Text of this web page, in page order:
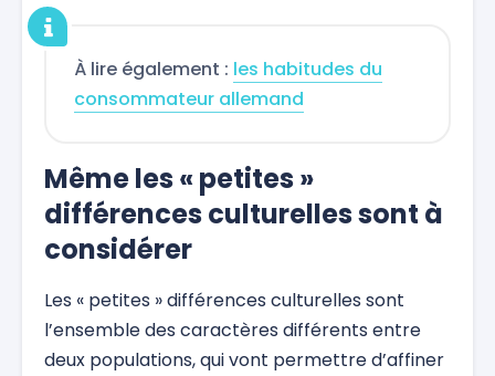
À lire également : les habitudes du
consommateur allemand
Même les « petites »
différences culturelles sont à
considérer
Les « petites » différences culturelles sont
l’ensemble des caractères différents entre
deux populations, qui vont permettre d’affiner